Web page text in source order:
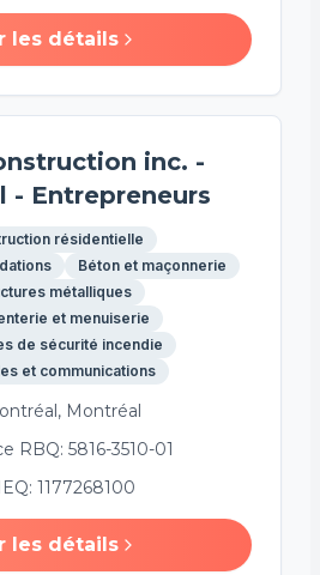
les détails
inc. -
- Entrepreneurs
résidentielle
Béton et maçonnerie
métalliques
et menuiserie
de sécurité incendie
et communications
Montréal
RBQ: 5816-3510-01
: 1177268100
les détails